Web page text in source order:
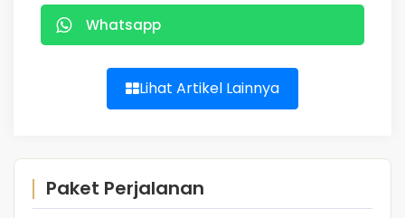
Whatsapp
Lihat Artikel Lainnya
Paket Perjalanan